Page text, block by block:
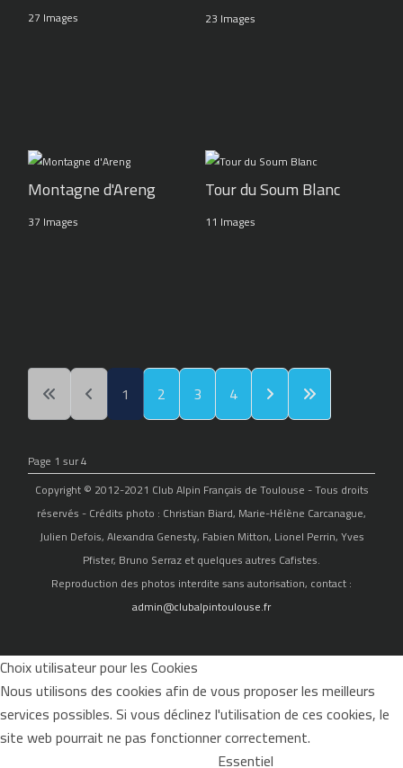
27 Images 23 Images
Montagne d'Areng
37 Images
Tour du Soum Blanc
11 Images
1 2 3 4
Page 1 sur 4
Copyright © 2012-2021 Club Alpin Français de Toulouse - Tous droits
réservés - Crédits photo : Christian Biard, Marie-Hélène Carcanague,
Julien Defois, Alexandra Genesty, Fabien Mitton, Lionel Perrin, Yves
Pfister, Bruno Serraz et quelques autres Cafistes.
Reproduction des photos interdite sans autorisation, contact :
admin@clubalpintoulouse.fr
Choix utilisateur pour les Cookies
Nous utilisons des cookies afin de vous proposer les meilleurs
services possibles. Si vous déclinez l'utilisation de ces cookies, le
site web pourrait ne pas fonctionner correctement.
Essentiel